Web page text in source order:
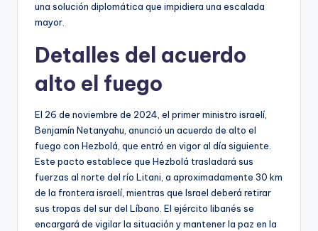
una solución diplomática que impidiera una escalada
mayor.
Detalles del acuerdo
alto el fuego
El 26 de noviembre de 2024, el primer ministro israelí,
Benjamín Netanyahu, anunció un acuerdo de alto el
fuego con Hezbolá, que entró en vigor al día siguiente.
Este pacto establece que Hezbolá trasladará sus
fuerzas al norte del río Litani, a aproximadamente 30 km
de la frontera israelí, mientras que Israel deberá retirar
sus tropas del sur del Líbano. El ejército libanés se
encargará de vigilar la situación y mantener la paz en la